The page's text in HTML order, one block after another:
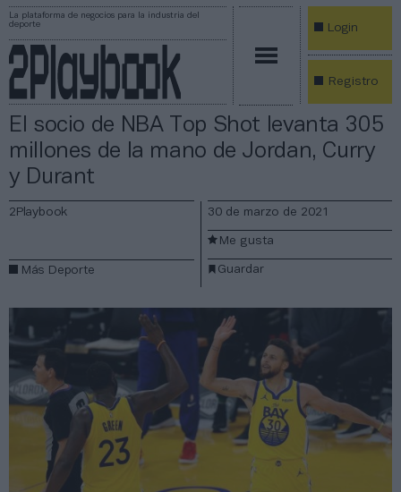
La plataforma de negocios para la industria del
deporte
Login
Registro
El socio de NBA Top Shot levanta 305
millones de la mano de Jordan, Curry
y Durant
2Playbook
Más Deporte
30 de marzo de 2021
Guardar
Me gusta